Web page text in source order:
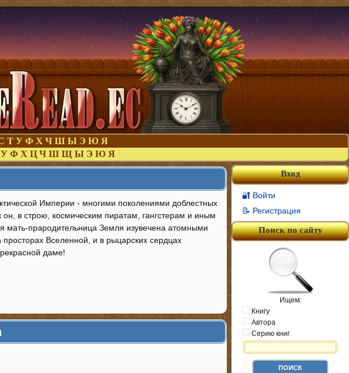
Т У Ф Х Ч Ш Ы Э Ю Я
У Ф Х Ц Ч Ш Щ Ы Э Ю Я
Империи - многими поколениями доблестных
в строю, космическим пиратам, гангстерам и иным
мать-прародительница Земля изувечена атомными
Вселенной, и в рыцарских сердцах
даме!
Вход
🔐 Войти
📝 Регистрация
Поиск по сайту
Ищем:
Книгу
Автора
Серию книг